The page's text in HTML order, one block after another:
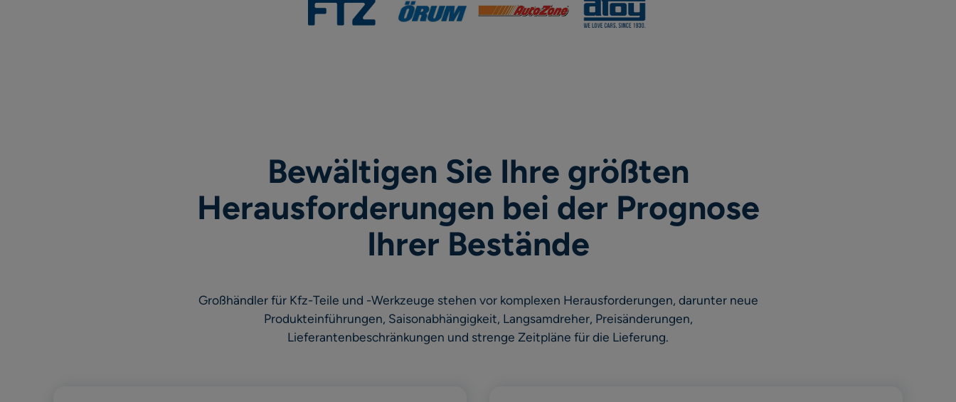
Bewältigen Sie Ihre größten
Herausforderungen bei der Prognose
Ihrer Bestände
Großhändler für Kfz-Teile und -Werkzeuge stehen vor komplexen Herausforderungen, darunter neue
Produkteinführungen, Saisonabhängigkeit, Langsamdreher, Preisänderungen,
Lieferantenbeschränkungen und strenge Zeitpläne für die Lieferung.